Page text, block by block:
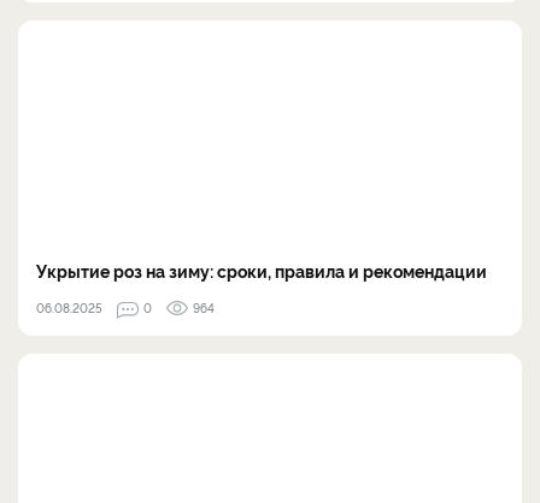
Укрытие роз на зиму: сроки, правила и рекомендации
06.08.2025 0 964